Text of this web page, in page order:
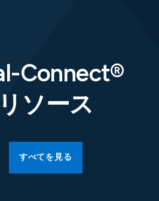
Connect®
リソース
すべてを見る